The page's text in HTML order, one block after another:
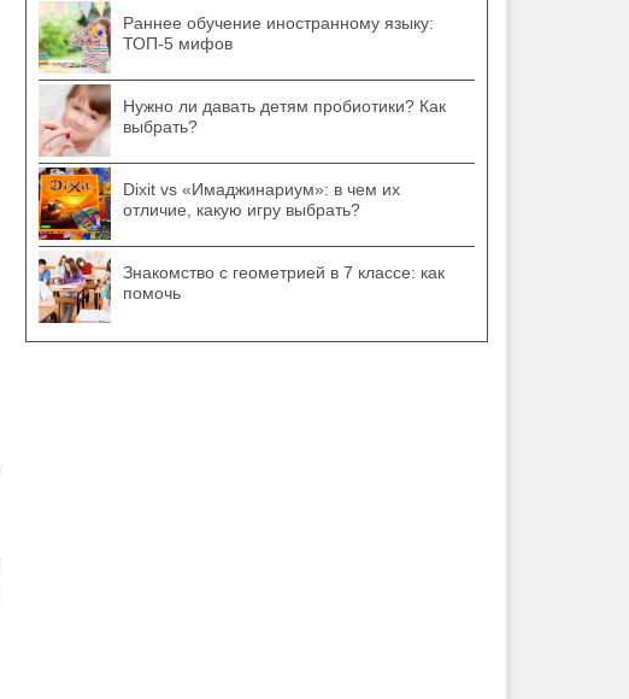
Раннее обучение иностранному языку:
ТОП-5 мифов
Нужно ли давать детям пробиотики? Как
выбрать?
Dixit vs «Имаджинариум»: в чем их
отличие, какую игру выбрать?
Знакомство с геометрией в 7 классе: как
помочь